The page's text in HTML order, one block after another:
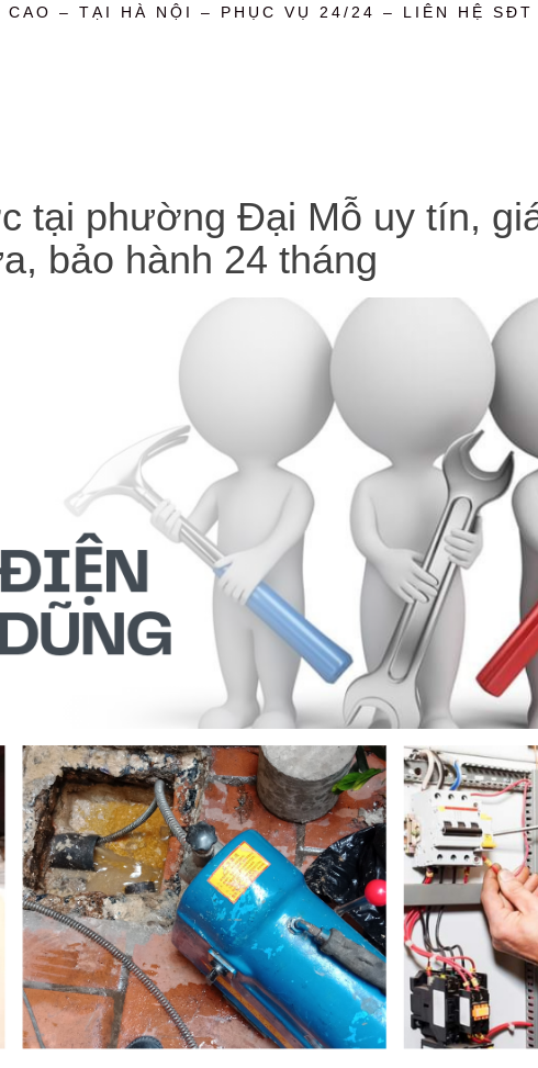
CAO – TẠI HÀ NỘI – PHỤC VỤ 24/24 – LIÊN HỆ
tại phường Đại Mỗ uy tín,
bảo hành 24 tháng